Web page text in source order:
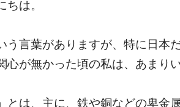
ちは。
う言葉がありますが、特に日
心が無かった頃の私は、あまり
とは、主に、鉄や銅などの卑金